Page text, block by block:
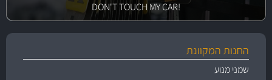
!DON'T TOUCH MY CAR
החנות המקוונת
שמני מנוע